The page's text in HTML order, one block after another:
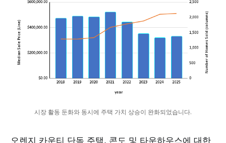
시장 활동 둔화와 동시에 주택 가치 상승이 완화되었습니다.
오렌지 카운티 단독 주택, 콘도 및 타운하우스에 대한